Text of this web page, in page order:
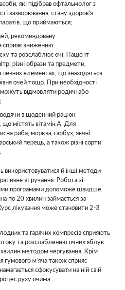
які підібрав офтальмолог з
захворювання, стану здоров'я
що приймаються;
рекомендовану
сприяє зниженню
та розслаблює очі. Пацієнт
різні образи та предмети,
певних елементах, що знаходяться
рівня очей тощо. При необхідності
відмовляти родичі або
в щоденний раціон
містять вітамін А. Для
риба, морква, гарбуз, яєчні
перець, а також різні сорти
використовуватися й інші методи
втручання. Робота зі
програмами допоможе швидше
по 20 хвилин займається за
лікування може становити 2-3
та гарячих компресів сприяють
та розслабленню очних яблук.
методом чергування. Крім
гумового м'яча також сприяє
сфокусувати на ній свій
руху очима.